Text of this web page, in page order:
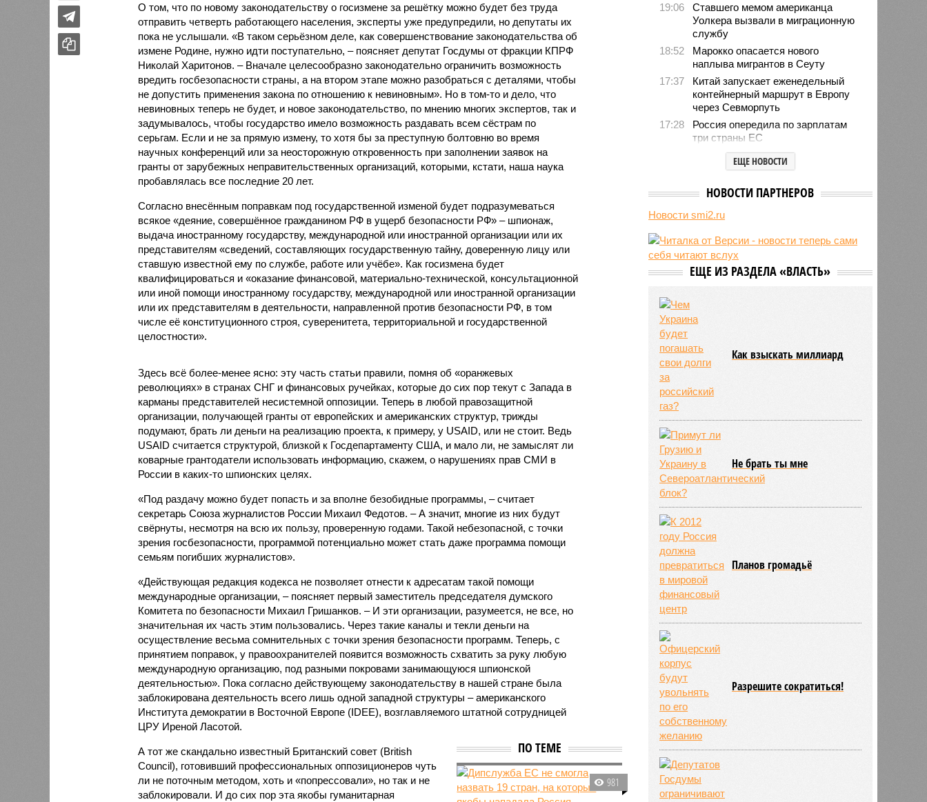
О том, что по новому законодательству о госизмене за решётку можно будет без труда
отправить четверть работающего населения, эксперты уже предупредили, но депутаты их
пока не услышали. «В таком серьёзном деле, как совершенствование законодательства об
измене Родине, нужно идти поступательно, – поясняет депутат Госдумы от фракции КПРФ
Николай Харитонов. – Вначале целесообразно законодательно ограничить возможность
вредить госбезопасности страны, а на втором этапе можно разобраться с деталями, чтобы
не допустить применения закона по отношению к невиновным». Но в том-то и дело, что
невиновных теперь не будет, и новое законодательство, по мнению многих экспертов, так и
задумывалось, чтобы государство имело возможность раздавать всем сёстрам по
серьгам. Если и не за прямую измену, то хотя бы за преступную болтовню во время
научных конференций или за неосторожную откровенность при заполнении заявок на
гранты от зарубежных неправительственных организаций, которыми, кстати, наша наука
пробавлялась все последние 20 лет.
Согласно внесённым поправкам под государственной изменой будет подразумеваться
всякое «деяние, совершённое гражданином РФ в ущерб безопасности РФ» – шпионаж,
выдача иностранному государству, международной или иностранной организации или их
представителям «сведений, составляющих государственную тайну, доверенную лицу или
ставшую известной ему по службе, работе или учёбе». Как госизмена будет
квалифицироваться и «оказание финансовой, материально-технической, консультационной
или иной помощи иностранному государству, международной или иностранной организации
или их представителям в деятельности, направленной против безопасности РФ, в том
числе её конституционного строя, суверенитета, территориальной и государственной
целостности».
Здесь всё более-менее ясно: эту часть статьи правили, помня об «оранжевых
революциях» в странах СНГ и финансовых ручейках, которые до сих пор текут с Запада в
карманы представителей несистемной оппозиции. Теперь в любой правозащитной
организации, получающей гранты от европейских и американских структур, трижды
подумают, брать ли деньги на реализацию проекта, к примеру, у USAID, или не стоит. Ведь
USAID считается структурой, близкой к Госдепартаменту США, и мало ли, не замыслят ли
коварные грантодатели использовать информацию, скажем, о нарушениях прав СМИ в
России в каких-то шпионских целях.
«Под раздачу можно будет попасть и за вполне безобидные программы, – считает
секретарь Союза журналистов России Михаил Федотов. – А значит, многие из них будут
свёрнуты, несмотря на всю их пользу, проверенную годами. Такой небезопасной, с точки
зрения госбезопасности, программой потенциально может стать даже программа помощи
семьям погибших журналистов».
«Действующая редакция кодекса не позволяет отнести к адресатам такой помощи
международные организации, – поясняет первый заместитель председателя думского
Комитета по безопасности Михаил Гришанков. – И эти организации, разумеется, не все, но
значительная их часть этим пользовались. Через такие каналы и текли деньги на
осуществление весьма сомнительных с точки зрения безопасности программ. Теперь, с
принятием поправок, у правоохранителей появится возможность схватить за руку любую
международную организацию, под разными покровами занимающуюся шпионской
деятельностью». Пока согласно действующему законодательству в нашей стране была
заблокирована деятельность всего лишь одной западной структуры – американского
Института демократии в Восточной Европе (IDEE), возглавляемого штатной сотрудницей
ЦРУ Иреной Ласотой.
ПО ТЕМЕ
981
А тот же скандально известный Британский совет (British
Council), готовивший профессиональных оппозиционеров чуть
ли не поточным методом, хоть и «попрессовали», но так и не
заблокировали. И до сих пор эта якобы гуманитарная
19:06
Ставшего мемом американца
Уолкера вызвали в миграционную
службу
18:52
Марокко опасается нового
наплыва мигрантов в Сеуту
17:37
Китай запускает еженедельный
контейнерный маршрут в Европу
через Севморпуть
17:28
Россия опередила по зарплатам
три страны ЕС
Александр Лукашенко призвал
белорусов скупать пустующие
14:49
Девушка объяснила убийство
трёхмесячного сына
увеличение пенсий детям,
потерявшим родителей
13:56
Финляндия захотела использовать
ЕЩЕ НОВОСТИ
НОВОСТИ ПАРТНЕРОВ
Новости smi2.ru
ЕЩЕ ИЗ РАЗДЕЛА «ВЛАСТЬ»
Как взыскать миллиард
Не брать ты мне
Планов громадьё
Разрешите сократиться!